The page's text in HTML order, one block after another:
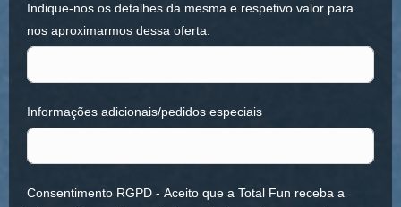
Indique-nos os detalhes da mesma e respetivo valor para
nos aproximarmos dessa oferta.
Informações adicionais/pedidos especiais
Consentimento RGPD - Aceito que a Total Fun receba a